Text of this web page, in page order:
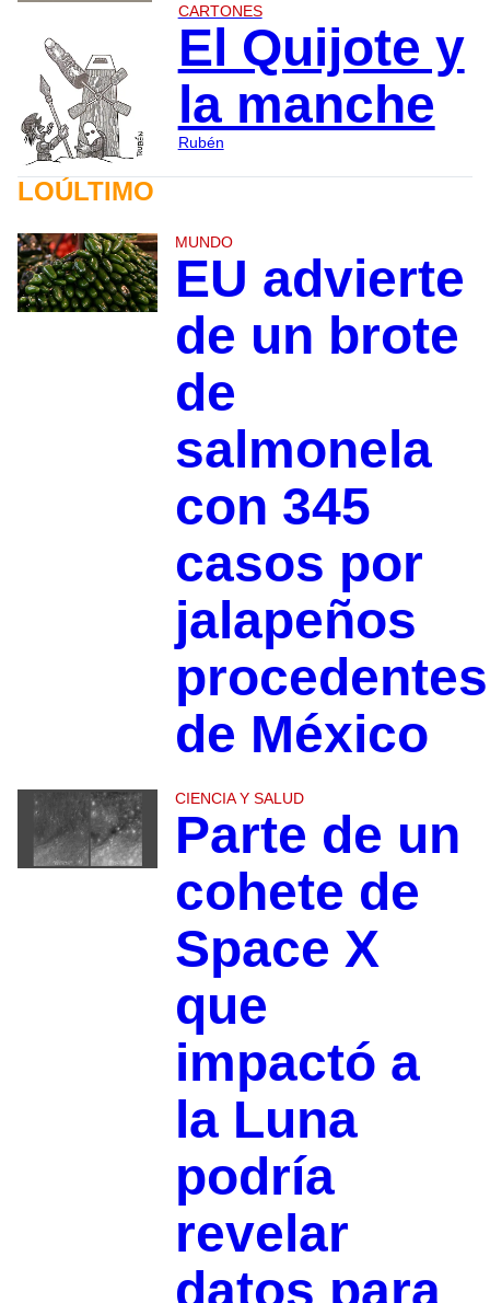
CARTONES
El Quijote y
la manche
Rubén
LOÚLTIMO
MUNDO
EU advierte
de un brote
de
salmonela
con 345
casos por
jalapeños
procedentes
de México
CIENCIA Y SALUD
Parte de un
cohete de
Space X
que
impactó a
la Luna
podría
revelar
datos para